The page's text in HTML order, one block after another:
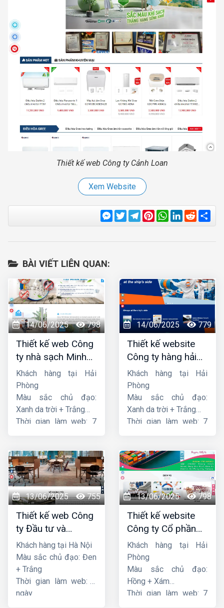
Thiết kế web Công ty Cảnh Loan
Xem Website
Messenger
TwitterTelegram
Pinterest
WhatsApp
LinkedIn
Reddit
BÀI VIẾT LIÊN QUAN:
14/06/2025 798
Thiết kế web Công
ty nhà sạch Minh
Dương
Khách hàng tại Hải
Phòng
Màu sắc chủ đạo:
Xanh da trời + Trắng
Thời gian làm web: 7
14/06/2025 779
Thiết kế website
Công ty hàng hải
liên minh
Khách hàng tại Hải
Phòng
Màu sắc chủ đạo:
Xanh da trời + Trắng
Thời gian làm web: 7
13/06/2025 755
Thiết kế web Công
ty Đầu tư và
Thương mại Five-
Star
Khách hàng tại Hà Nội
Màu sắc chủ đạo: Đen
+ Trắng
Thời gian làm web: 7
ngày
13/06/2025 798
Thiết kế website
Công ty Cổ phần
dịch vụ hàng hải
Sen
Khách hàng tại Hải
Phòng
Màu sắc chủ đạo:
Hồng + Xám
Thời gian làm web: 7